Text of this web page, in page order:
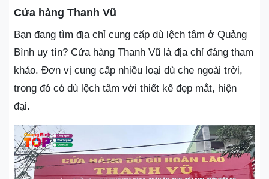
Cửa hàng Thanh Vũ
Bạn đang tìm địa chỉ cung cấp dù lệch tâm ở Quảng
Bình uy tín? Cửa hàng Thanh Vũ là địa chỉ đáng tham
khảo. Đơn vị cung cấp nhiều loại dù che ngoài trời,
trong đó có dù lệch tâm với thiết kế đẹp mắt, hiện
đại.